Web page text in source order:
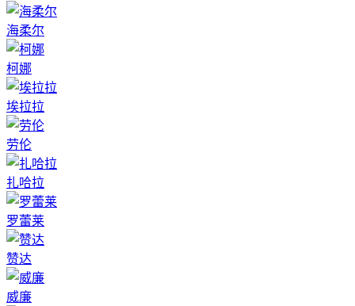
海柔尔
柯娜
埃拉拉
劳伦
扎哈拉
罗蕾莱
赞达
威廉